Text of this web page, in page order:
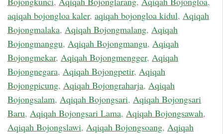
aqiqah bojongloa kaler, aqiqah bojongloa kidul, Aqiqah
Bojongmalaka, Aqiqah Bojongmalang, Aqiqah
Bojongmanggu, Aqiqah Bojongmangu, Aqiqah
Bojongmekar, Aqiqah Bojongmengger, Aqiqah
Bojongnegara, Aqiqah Bojongpetir, Aqiqah
Bojongpicung, Aqiqah Bojongraharja, Aqiqah
Bojongsalam, Aqiqah Bojongsari, Aqiqah Bojongsari
Baru, Aqiqah Bojongsari Lama, Aqiqah Bojongsawah,
Aqiqah Bojongslawi, Aqiqah Bojongsoang, Aqiqah